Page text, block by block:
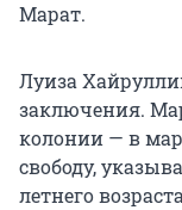
Марат.
Луиза
заключения.
колонии — в
свободу,
летнего